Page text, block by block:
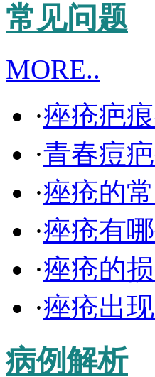
常见问题
MORE..
·痤疮疤
·青春痘
·痤疮的
·痤疮有
·痤疮的
·痤疮出
病例解析